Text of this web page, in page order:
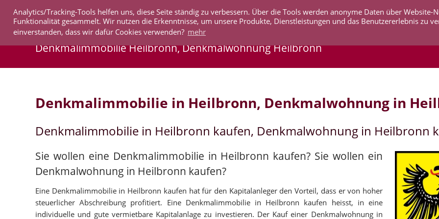
Analytics/Tracking-Tools helfen uns, diese Seite ständig zu verbessern. Über die Tools werden anonyme Daten über Website-
Funktionalität gesammelt. Wir nutzen die Erkenntnisse, um unsere Produkte, Dienstleistungen und das Benutzererlebnis zu
einverstanden, dass wir dafür Cookies verwenden? mehr
IMMOBILIEN AKTUELLES UNTERNEHMEN SERVICE
Denkmalimmobilie Heilbronn, Denkmalwohnung Heilbronn
Denkmalimmobilie in Heilbronn, Denkmalwohnung in
Denkmalimmobilie in Heilbronn kaufen, Denkmalwohnung in Heilbronn
Sie wollen eine Denkmalimmobilie in Heilbronn kaufen? Sie wollen ein
Denkmalwohnung in Heilbronn kaufen?
Eine Denkmalimmobilie in Heilbronn kaufen hat für den Kapitalanleger den Vorteil, dass er von hoher
steuerlicher Abschreibung profitiert. Eine Denkmalimmobilie in Heilbronn kaufen heisst, in eine
individuelle und gute vermietbare Kapitalanlage zu investieren. Der Kauf einer Denkmalwohnung in